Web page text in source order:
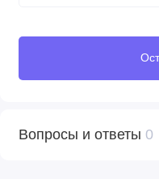
Вопросы и ответы 0